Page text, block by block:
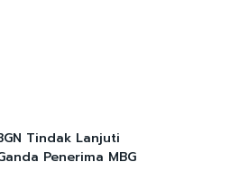
Tindak Lanjuti
Penerima MBG